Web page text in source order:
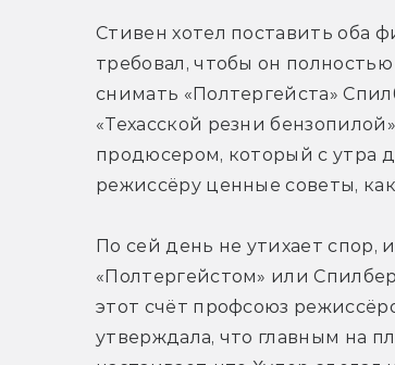
Стивен хотел поставить оба
требовал, чтобы он
снимать «Полтергейста»
«Техасской резни
продюсером, который с утра
режиссёру ценные советы,
По сей день не утихает спор,
«Полтергейстом» или
этот счёт профсоюз
утверждала, что главным на